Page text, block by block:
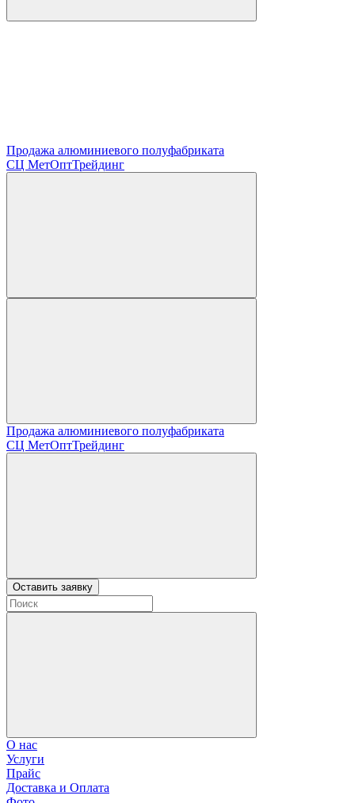
Продажа алюминиевого полуфабриката
СЦ МетОптТрейдинг
Продажа алюминиевого полуфабриката
СЦ МетОптТрейдинг
Оставить заявку
О нас
Услуги
Прайс
Доставка и Оплата